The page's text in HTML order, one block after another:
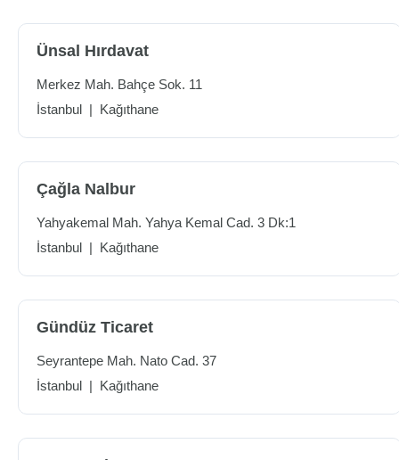
Ünsal Hırdavat
Merkez Mah. Bahçe Sok. 11
İstanbul | Kağıthane
Çağla Nalbur
Yahyakemal Mah. Yahya Kemal Cad. 3 Dk:1
İstanbul | Kağıthane
Gündüz Ticaret
Seyrantepe Mah. Nato Cad. 37
İstanbul | Kağıthane